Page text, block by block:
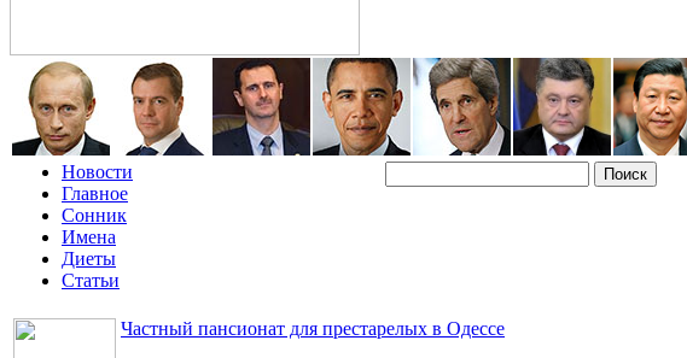
Новости
Главное
Сонник
Имена
Диеты
Статьи
Частный пансионат для престарелых в Одессе